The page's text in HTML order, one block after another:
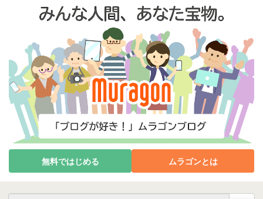
無料ではじめる ムラゴンとは